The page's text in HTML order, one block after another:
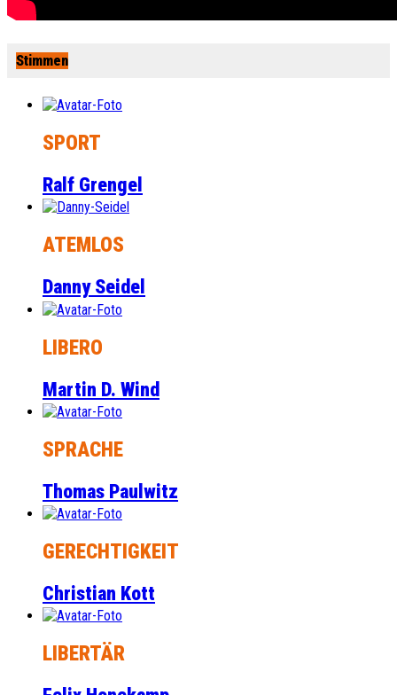
Stimmen
SPORT
Ralf Grengel
ATEMLOS
Danny Seidel
LIBERO
Martin D. Wind
SPRACHE
Thomas Paulwitz
GERECHTIGKEIT
Christian Kott
LIBERTÄR